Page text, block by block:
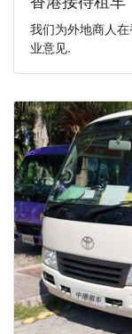
我们为外地商人
业意见.